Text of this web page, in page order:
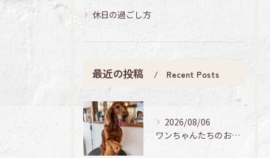
休日の過ごし方
最近の投稿 Recent Posts
2026/08/06
ワンちゃんたちのお手入れ日記🐶✨